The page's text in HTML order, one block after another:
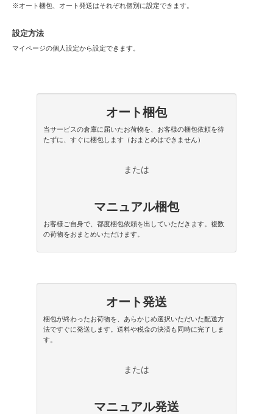
※オート梱包、オート発送はそれぞれ個別に設定できます。
設定方法
マイページの個人設定から設定できます。
オート梱包
当サービスの倉庫に届いたお荷物を、お客様の梱包依頼を待
たずに、すぐに梱包します（おまとめはできません）
または
マニュアル梱包
お客様ご自身で、都度梱包依頼を出していただきます。複数
の荷物をおまとめいただけます。
オート発送
梱包が終わったお荷物を、あらかじめ選択いただいた配送方
法ですぐに発送します。送料や税金の決済も同時に完了しま
す。
または
マニュアル発送